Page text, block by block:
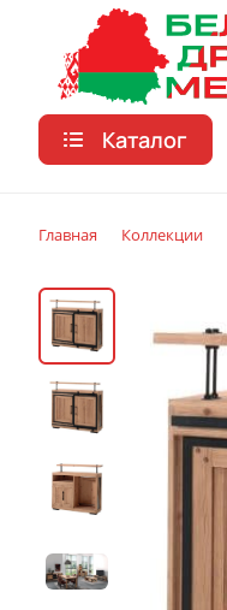
Каталог
Главная Коллекции